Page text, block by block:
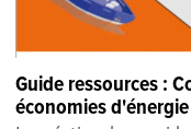
Guide ressources :
économies